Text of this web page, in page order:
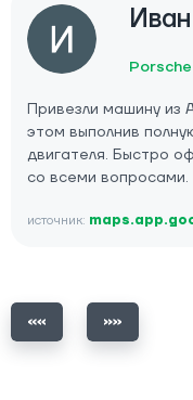
Привезли машину из
этом выполнив
двигателя. Быстро
со всеми вопросами.
источник: